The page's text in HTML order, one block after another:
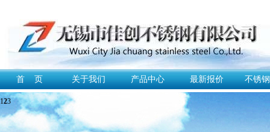
首 页 关于我们 产品中心 最新报价 不锈
123